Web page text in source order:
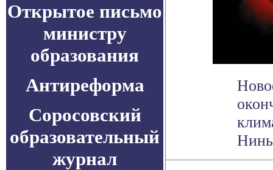
Открытое письмо
министру
образования
Антиреформа
Соросовский
образовательный
журнал